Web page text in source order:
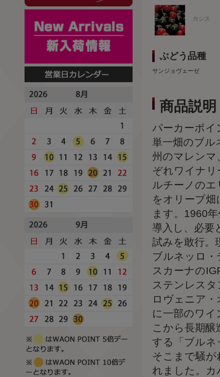
カシス
ぶどう品種
サンジョヴェーゼ
商品説明
パーカーポイ
単一畑のブル
州のマレンマ
ぞれワイナリ
ルチーノの
をオリーブ
ます。1960
導入し、必要
試みを敢行。
ブルネッロ
スカーナの
ステンレス
ロヴェニア
に一部のワ
こから長期醸
する「ブルネ
そこまで騒
れました。